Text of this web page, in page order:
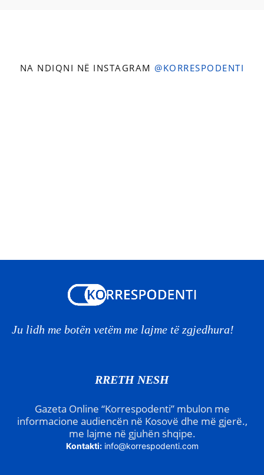
NA NDIQNI NË INSTAGRAM @KORRESPODENTI
Ju lidh me botën vetëm me lajme të zgjedhura!
RRETH NESH
Gazeta Online “Korrespodenti” mbulon me
informacione audiencën në Kosovë dhe më gjerë.,
me lajme në gjuhën shqipe.
Kontakti: info@korrespodenti.com